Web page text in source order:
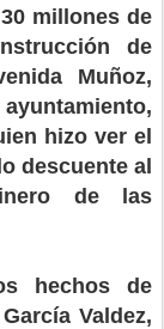
millones de
de
Muñoz,
hizo ver el
descuente al
de las
hechos de
Valdez,